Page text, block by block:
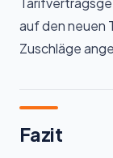
auf den neuen
Zuschläge
Fazit